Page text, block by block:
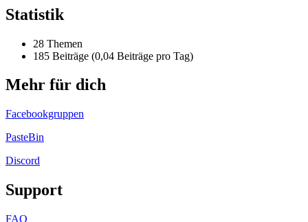
Statistik
28 Themen
185 Beiträge (0,04 Beiträge pro Tag)
Mehr für dich
Facebookgruppen
PasteBin
Discord
Support
FAQ